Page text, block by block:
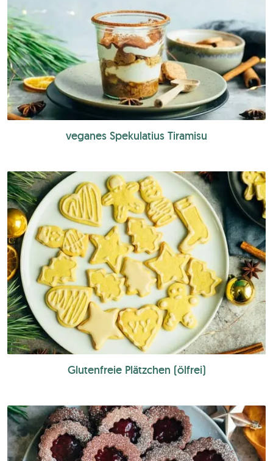
veganes Spekulatius Tiramisu
Glutenfreie Plätzchen (ölfrei)